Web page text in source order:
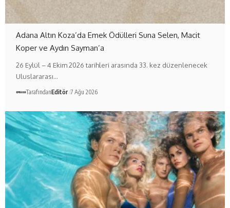
Adana Altın Koza’da Emek Ödülleri Suna Selen, Macit
Koper ve Aydın Sayman’a
26 Eylül – 4 Ekim 2026 tarihleri arasında 33. kez düzenlenecek
Uluslararası…
TarafındanEditör 7 Ağu 2026